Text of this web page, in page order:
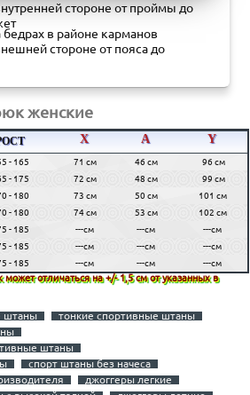
стороне от проймы до
в районе карманов
стороне от пояса до
женские
X A Y
- 165 71 см 46 см
96 см
- 175 72 см 48 см
99 см
- 180 73 см 50 см
101 см
- 180 74 см 53 см
102 см
- 185 ---см ---см
---см
- 185 ---см ---см
---см
- 185 ---см ---см ---см
отличаться на +/- 1,5 см от указанных в
штаны
тонкие спортивные штаны
штаны
спорт штаны без начеса
джоггеры легкие